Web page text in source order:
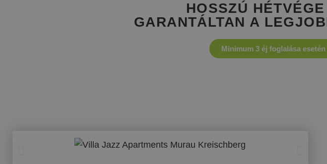
HOSSZÚ
GARANTÁLTAN A
Minimum 3 éj foglalása